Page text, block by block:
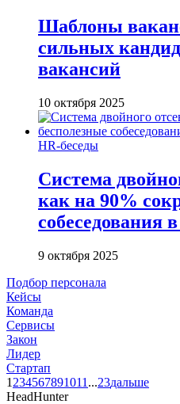
Шаблоны
сильных
вакансий
10 октября 2025
HR-беседы
Система
как на 90%
собеседования
9 октября 2025
Подбор персонала
Кейсы
Команда
Сервисы
Закон
Лидер
Стартап
1 234567891011 ...23дальше
HeadHunter